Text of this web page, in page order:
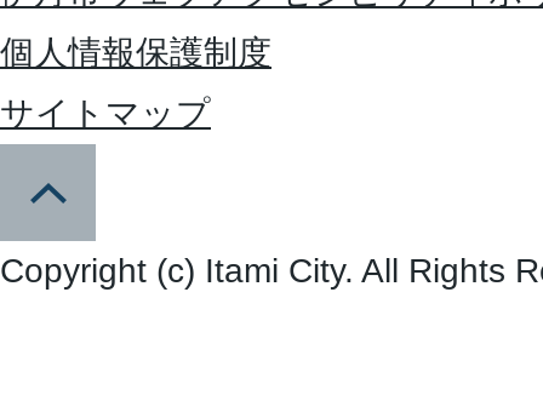
個人情報保護制度
サイトマップ
Copyright (c) Itami City. All Rights